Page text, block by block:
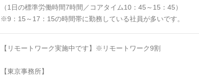
（1日の標準労働時間7時間／コアタイム10：45～15：45）
※9：15～17：15の時間帯に勤務している社員が多いです。
【リモートワーク実施中です】※リモートワーク9割
【東京事務所】